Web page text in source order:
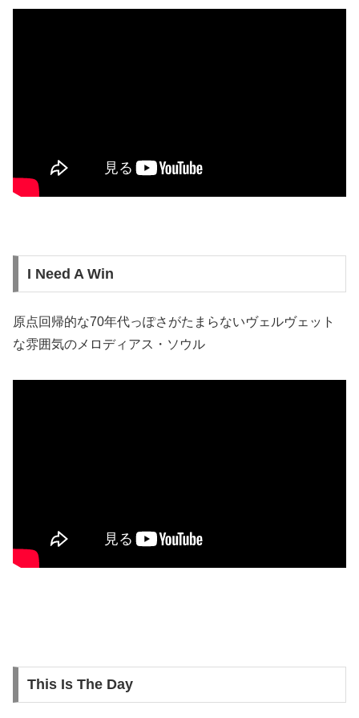
I Need A Win
原点回帰的な70年代っぽさがたまらないヴェルヴェット
な雰囲気のメロディアス・ソウル
This Is The Day